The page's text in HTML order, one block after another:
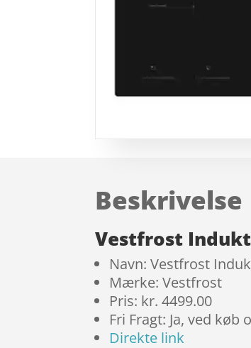
Beskrivelse
Vestfrost
Navn: Vestfrost
Mærke: Vestfrost
Pris: kr. 4499.00
Fri Fragt: Ja, ved køb
Direkte link